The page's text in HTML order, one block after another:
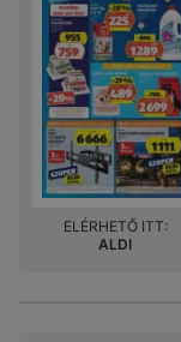
ELÉRHETŐ ITT:
ALDI